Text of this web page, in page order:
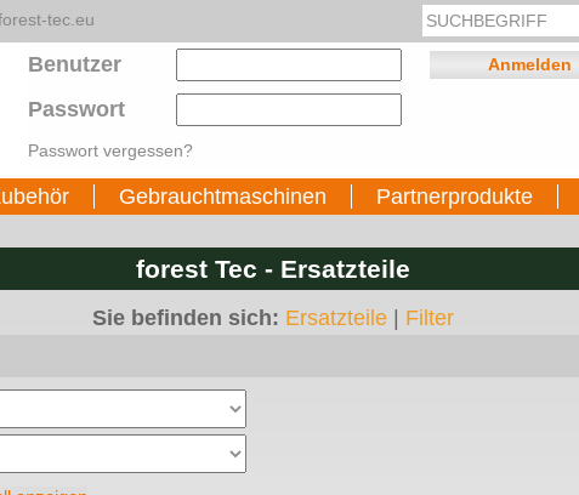
tec.eu
Benutzer
Passwort
Passwort vergessen?
Gebrauchtmaschinen Partnerprodukte
forest Tec - Ersatzteile
Sie befinden sich: Ersatzteile Filter